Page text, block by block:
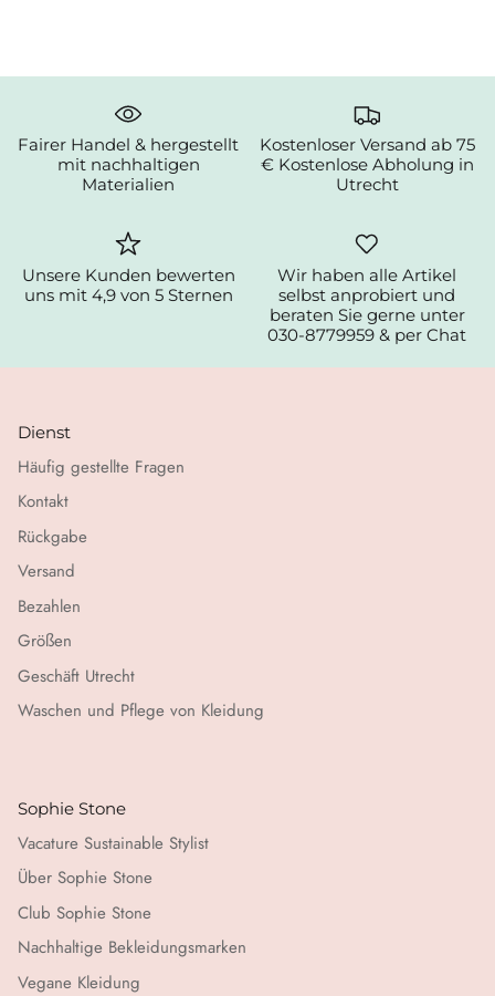
Fairer Handel & hergestellt
mit nachhaltigen
Materialien
Kostenloser Versand ab 75
€ Kostenlose Abholung in
Utrecht
Unsere Kunden bewerten
uns mit 4,9 von 5 Sternen
Wir haben alle Artikel
selbst anprobiert und
beraten Sie gerne unter
030-8779959 & per Chat
Dienst
Häufig gestellte Fragen
Kontakt
Rückgabe
Versand
Bezahlen
Größen
Geschäft Utrecht
Waschen und Pflege von Kleidung
Sophie Stone
Vacature Sustainable Stylist
Über Sophie Stone
Club Sophie Stone
Nachhaltige Bekleidungsmarken
Vegane Kleidung